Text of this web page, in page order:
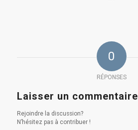
0
RÉPONSES
Laisser un commentaire
Rejoindre la discussion?
N’hésitez pas à contribuer !